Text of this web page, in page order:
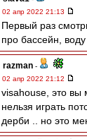
02 апр 2022 21:13
Первый раз
про бассейн,
razman -
02 апр 2022 21:12
visahouse, это вы
нельзя играть
дерби .. но это